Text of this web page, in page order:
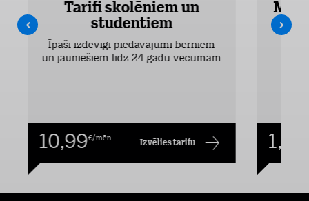
Tarifi skolēniem un
studentiem
Īpaši izdevīgi piedāvājumi bērniem
un jauniešiem līdz 24 gadu vecumam
10,99€/mēn. Izvēlies tarifu 1,00